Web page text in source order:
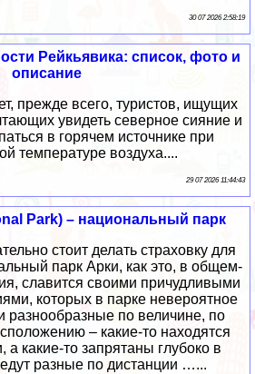
30 07 2026 2:58:19
Рейкьявика: список, фото и
описание
прежде всего, туристов, ищущих
увидеть северное сияние и
в горячем источнике при
температуре воздуха....
29 07 2026 11:44:43
Park) – национальный парк
стоит делать страховку для
парк Арки, как это, в общем-
славится своими причудливыми
которых в парке невероятное
разнообразные по величине, по
– какие-то находятся
а какие-то запрятаны глубоко в
разные по дистанции …...